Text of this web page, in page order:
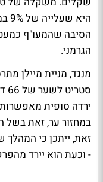
הגרמני.
במחזור ער, זאת בשל
זאת, ייתכן כי המהלך
- וכעת הוא יירד